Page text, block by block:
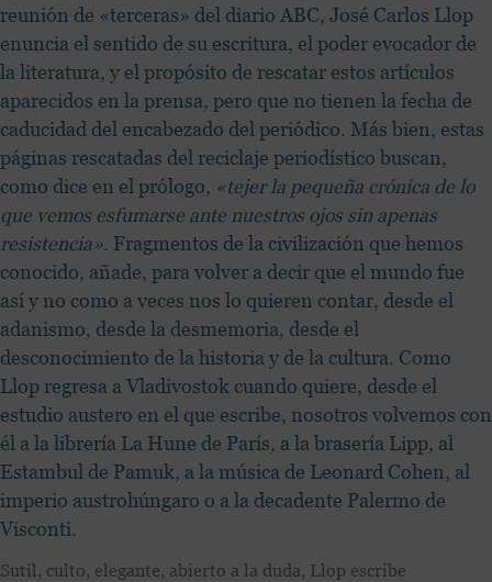
reunión de «terceras» del diario ABC, José Carlos Llop
enuncia el sentido de su escritura, el poder evocador de
la literatura, y el propósito de rescatar estos artículos
aparecidos en la prensa, pero que no tienen la fecha de
caducidad del encabezado del periódico. Más bien, estas
páginas rescatadas del reciclaje periodístico buscan,
como dice en el prólogo, «tejer la pequeña crónica de lo
que vemos esfumarse ante nuestros ojos sin apenas
resistencia». Fragmentos de la civilización que hemos
conocido, añade, para volver a decir que el mundo fue
así y no como a veces nos lo quieren contar, desde el
adanismo, desde la desmemoria, desde el
desconocimiento de la historia y de la cultura. Como
Llop regresa a Vladivostok cuando quiere, desde el
estudio austero en el que escribe, nosotros volvemos con
él a la librería La Hune de París, a la brasería Lipp, al
Estambul de Pamuk, a la música de Leonard Cohen, al
imperio austrohúngaro o a la decadente Palermo de
Visconti.
Sutil, culto, elegante, abierto a la duda, Llop escribe